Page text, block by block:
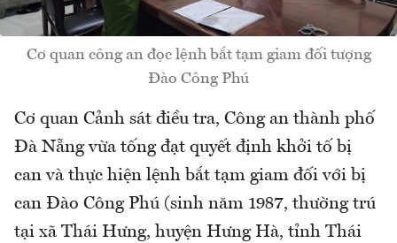
Cơ quan công an đọc lệnh bắt tạm giam đối tượng
Đào Công Phú
Cơ quan Cảnh sát điều tra, Công an thành phố
Đà Nẵng vừa tống đạt quyết định khởi tố bị
can và thực hiện lệnh bắt tạm giam đối với bị
can Đào Công Phú (sinh năm 1987, thường trú
tại xã Thái Hưng, huyện Hưng Hà, tỉnh Thái